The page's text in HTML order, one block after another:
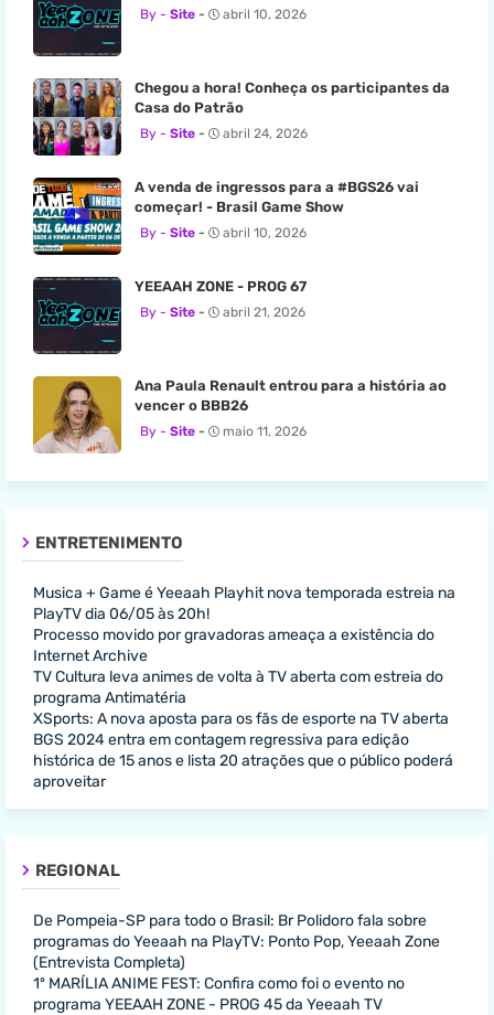
Site abril 10, 2026
Chegou a hora! Conheça os participantes da
Casa do Patrão
Site abril 24, 2026
A venda de ingressos para a #BGS26 vai
começar! - Brasil Game Show
Site abril 10, 2026
YEEAAH ZONE - PROG 67
Site abril 21, 2026
Ana Paula Renault entrou para a história ao
vencer o BBB26
Site maio 11, 2026
ENTRETENIMENTO
Musica + Game é Yeeaah Playhit nova temporada estreia na
PlayTV dia 06/05 às 20h!
Processo movido por gravadoras ameaça a existência do
Internet Archive
TV Cultura leva animes de volta à TV aberta com estreia do
programa Antimatéria
XSports: A nova aposta para os fãs de esporte na TV aberta
BGS 2024 entra em contagem regressiva para edição
histórica de 15 anos e lista 20 atrações que o público poderá
aproveitar
REGIONAL
De Pompeia-SP para todo o Brasil: Br Polidoro fala sobre
programas do Yeeaah na PlayTV: Ponto Pop, Yeeaah Zone
(Entrevista Completa)
1º MARÍLIA ANIME FEST: Confira como foi o evento no
programa YEEAAH ZONE - PROG 45 da Yeeaah TV